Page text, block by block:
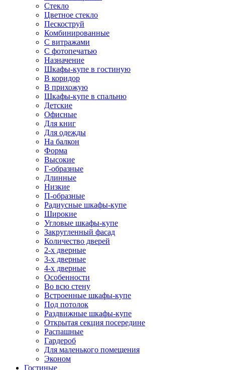
Стекло
Цветное стекло
Пескоструй
Комбинированные
С витражами
С фотопечатью
Назначение
Шкафы-купе в гостиную
В коридор
В прихожую
Шкафы-купе в спальню
Детские
Офисные
Для книг
Для одежды
На балкон
Форма
Высокие
Г-образные
Длинные
Низкие
П-образные
Радиусные шкафы-купе
Широкие
Угловые шкафы-купе
Закругленный фасад
Количество дверей
2-х дверные
3-х дверные
4-х дверные
Особенности
Во всю стену
Встроенные шкафы-купе
Под потолок
Раздвижные шкафы-купе
Открытая секция посередине
Распашные
Гардероб
Для маленького помещения
Эконом
Гостиные